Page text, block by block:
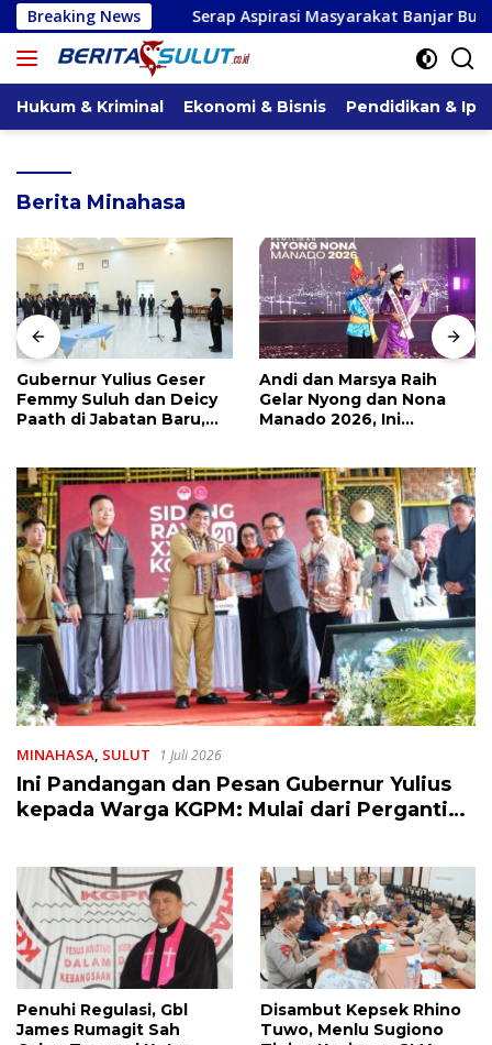
Langsung
ke
konten
Breaking News
Serap Aspirasi Masyarakat Banjar Buana Kerta Desa
Hukum & Kriminal Ekonomi & Bisnis Pendidikan &
Berita Minahasa
Gubernur Yulius Geser
Femmy Suluh dan Deicy
Paath di Jabatan Baru,
Andi dan Marsya Raih
Gelar Nyong dan Nona
Manado 2026, Ini
MINAHASA, SULUT 1 Juli 2026
Ini Pandangan dan Pesan Gubernur Yulius
kepada Warga KGPM: Mulai dari Pergantian
Penuhi Regulasi, Gbl
James Rumagit Sah
Disambut Kepsek Rhino
Tuwo, Menlu Sugiono